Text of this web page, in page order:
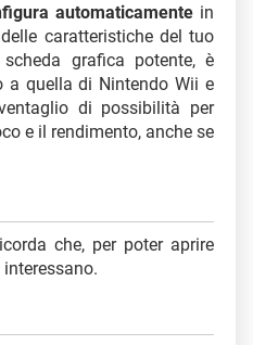
automaticamente in
caratteristiche del tuo
grafica potente, è
a quella di Nintendo Wii e
di possibilità per
e il rendimento, anche se
che, per poter aprire
interessano.